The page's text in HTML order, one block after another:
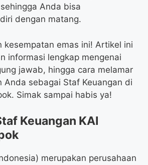
Anda bisa
dengan matang.
kesempatan emas ini! Artikel ini
informasi lengkap mengenai
jawab, hingga cara melamar
Anda sebagai Staf Keuangan di
Simak sampai habis ya!
Keuangan KAI
merupakan perusahaan